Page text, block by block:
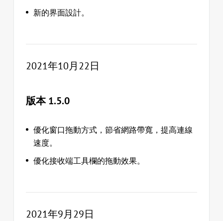
新的界面設計。
2021年10月22日
版本 1.5.0
優化窗口拖動方式，節省網路帶寬，提高連線
速度。
優化接收端工具欄的拖動效果。
2021年9月29日